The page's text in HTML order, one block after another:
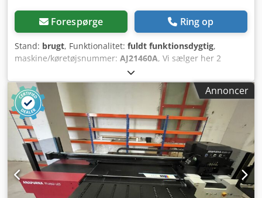
Forespørge Ring op
Stand: brugt, Funktionalitet: fuldt funktionsdygtig,
maskine/køretøjsnummer: AJ21460A, Vi sælger her 2
stablere fra Agfa fra Elantrix-serien. De fungerer perfekt og
kan afhentes med det samme. Vores pris pr. stk. er 2.500 €
eller bud. Dwodpfx Aetncgaobyoa
Annoncer